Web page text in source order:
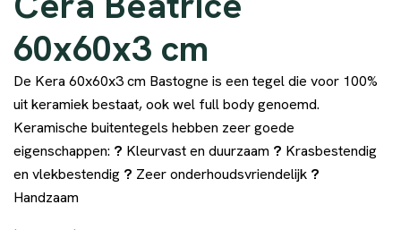
60x60x3 cm
De Kera 60x60x3 cm Bastogne is een tegel die voor 100%
uit keramiek bestaat, ook wel full body genoemd.
Keramische buitentegels hebben zeer goede
eigenschappen: ? Kleurvast en duurzaam ? Krasbestendig
en vlekbestendig ? Zeer onderhoudsvriendelijk ?
Handzaam